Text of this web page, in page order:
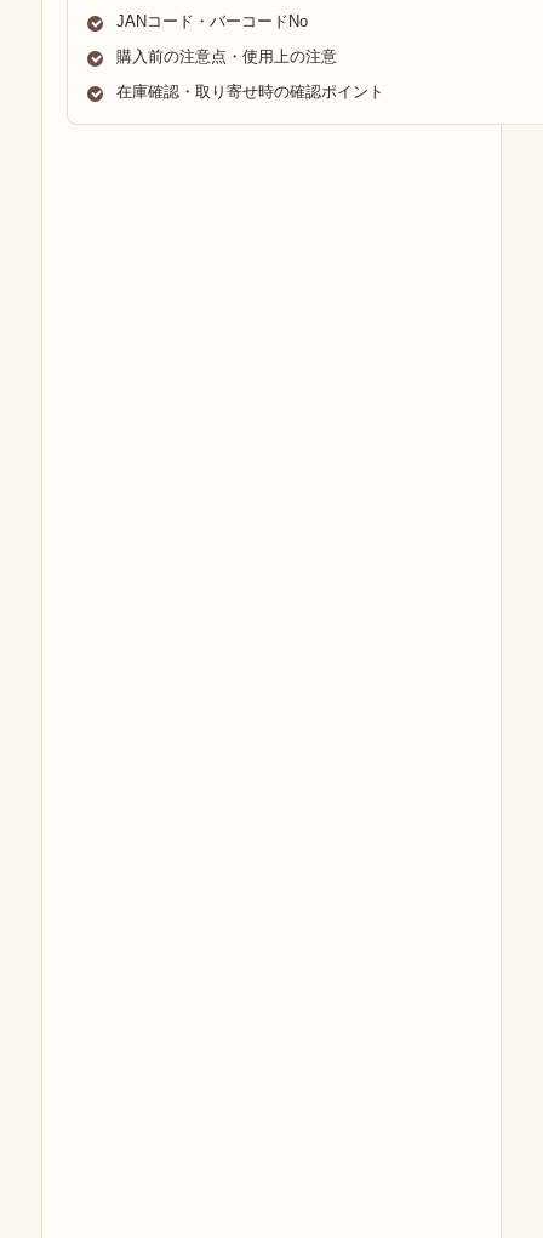
JANコード・バーコードNo
購入前の注意点・使用上の注意
在庫確認・取り寄せ時の確認ポイント